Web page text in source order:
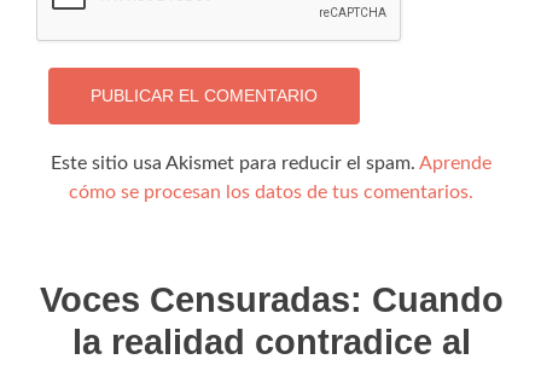
Este sitio usa Akismet para reducir el spam. Aprende
cómo se procesan los datos de tus comentarios.
Voces Censuradas: Cuando
la realidad contradice al